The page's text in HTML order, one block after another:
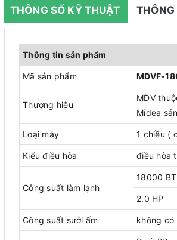
THÔNG SỐ KỸ THUẬT
Thông tin sản phẩm
Mã sản phẩm MDVF-
Thương hiệu
MDV
Midea
Loại máy 1 chiều (
Kiểu điều hòa điều hòa
Công suất làm lạnh
18000
2.0 HP
Công suất sưởi ấm không có